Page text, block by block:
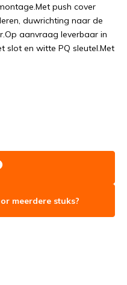
push cover
duwrichting naar de
aanvraag leverbaar in
slot en witte PQ sleutel.Met
meerdere stuks?